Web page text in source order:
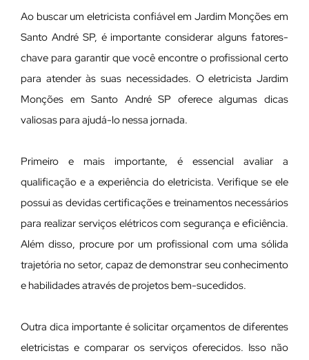
Ao buscar um eletricista confiável em Jardim Monções em
Santo André SP, é importante considerar alguns fatores-
chave para garantir que você encontre o profissional certo
para atender às suas necessidades. O eletricista Jardim
Monções em Santo André SP oferece algumas dicas
valiosas para ajudá-lo nessa jornada.
Primeiro e mais importante, é essencial avaliar a
qualificação e a experiência do eletricista. Verifique se ele
possui as devidas certificações e treinamentos necessários
para realizar serviços elétricos com segurança e eficiência.
Além disso, procure por um profissional com uma sólida
trajetória no setor, capaz de demonstrar seu conhecimento
e habilidades através de projetos bem-sucedidos.
Outra dica importante é solicitar orçamentos de diferentes
eletricistas e comparar os serviços oferecidos. Isso não